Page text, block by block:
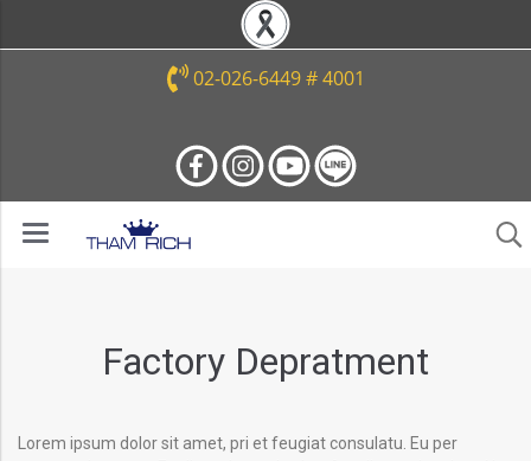
02-026-6449 # 4001
Factory Depratment
Lorem ipsum dolor sit amet, pri et feugiat consulatu. Eu per